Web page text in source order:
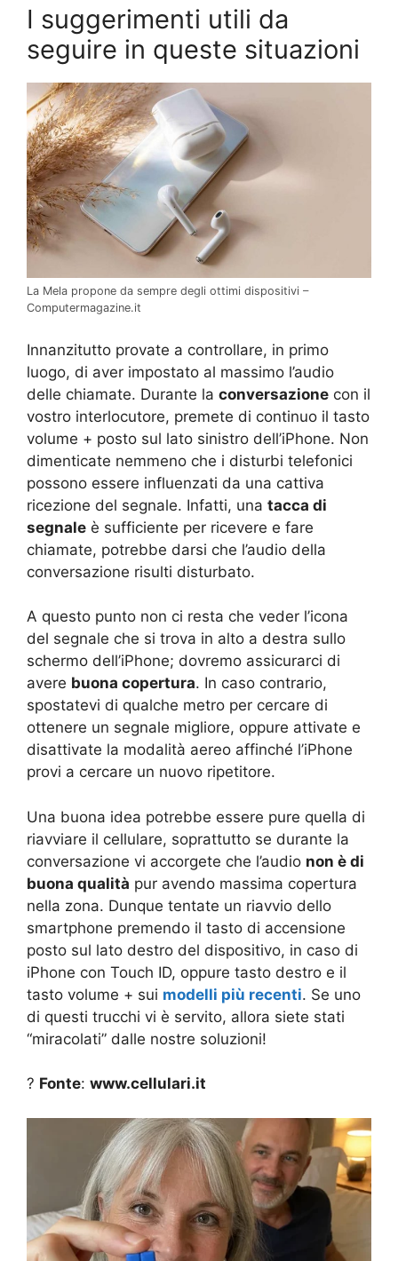
I suggerimenti utili da
seguire in queste situazioni
La Mela propone da sempre degli ottimi dispositivi –
Computermagazine.it
Innanzitutto provate a controllare, in primo
luogo, di aver impostato al massimo l’audio
delle chiamate. Durante la conversazione con il
vostro interlocutore, premete di continuo il tasto
volume + posto sul lato sinistro dell’iPhone. Non
dimenticate nemmeno che i disturbi telefonici
possono essere influenzati da una cattiva
ricezione del segnale. Infatti, una tacca di
segnale è sufficiente per ricevere e fare
chiamate, potrebbe darsi che l’audio della
conversazione risulti disturbato.
A questo punto non ci resta che veder l’icona
del segnale che si trova in alto a destra sullo
schermo dell’iPhone; dovremo assicurarci di
avere buona copertura. In caso contrario,
spostatevi di qualche metro per cercare di
ottenere un segnale migliore, oppure attivate e
disattivate la modalità aereo affinché l’iPhone
provi a cercare un nuovo ripetitore.
Una buona idea potrebbe essere pure quella di
riavviare il cellulare, soprattutto se durante la
conversazione vi accorgete che l’audio non è di
buona qualità pur avendo massima copertura
nella zona. Dunque tentate un riavvio dello
smartphone premendo il tasto di accensione
posto sul lato destro del dispositivo, in caso di
iPhone con Touch ID, oppure tasto destro e il
tasto volume + sui modelli più recenti. Se uno
di questi trucchi vi è servito, allora siete stati
“miracolati” dalle nostre soluzioni!
? Fonte: www.cellulari.it